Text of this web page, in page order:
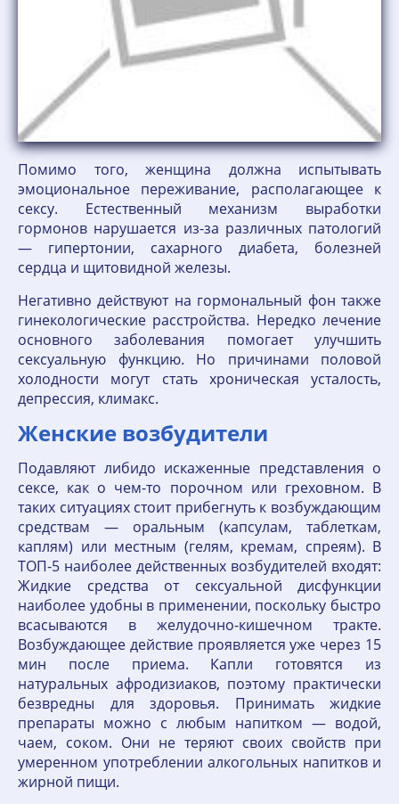
Помимо того, женщина должна испытывать
эмоциональное переживание, располагающее к
сексу. Естественный механизм выработки
гормонов нарушается из-за различных патологий
— гипертонии, сахарного диабета, болезней
сердца и щитовидной железы.
Негативно действуют на гормональный фон также
гинекологические расстройства. Нередко лечение
основного заболевания помогает улучшить
сексуальную функцию. Но причинами половой
холодности могут стать хроническая усталость,
депрессия, климакс.
Женские возбудители
Подавляют либидо искаженные представления о
сексе, как о чем-то порочном или греховном. В
таких ситуациях стоит прибегнуть к возбуждающим
средствам — оральным (капсулам, таблеткам,
каплям) или местным (гелям, кремам, спреям). В
ТОП-5 наиболее действенных возбудителей входят:
Жидкие средства от сексуальной дисфункции
наиболее удобны в применении, поскольку быстро
всасываются в желудочно-кишечном тракте.
Возбуждающее действие проявляется уже через 15
мин после приема. Капли готовятся из
натуральных афродизиаков, поэтому практически
безвредны для здоровья. Принимать жидкие
препараты можно с любым напитком — водой,
чаем, соком. Они не теряют своих свойств при
умеренном употреблении алкогольных напитков и
жирной пищи.